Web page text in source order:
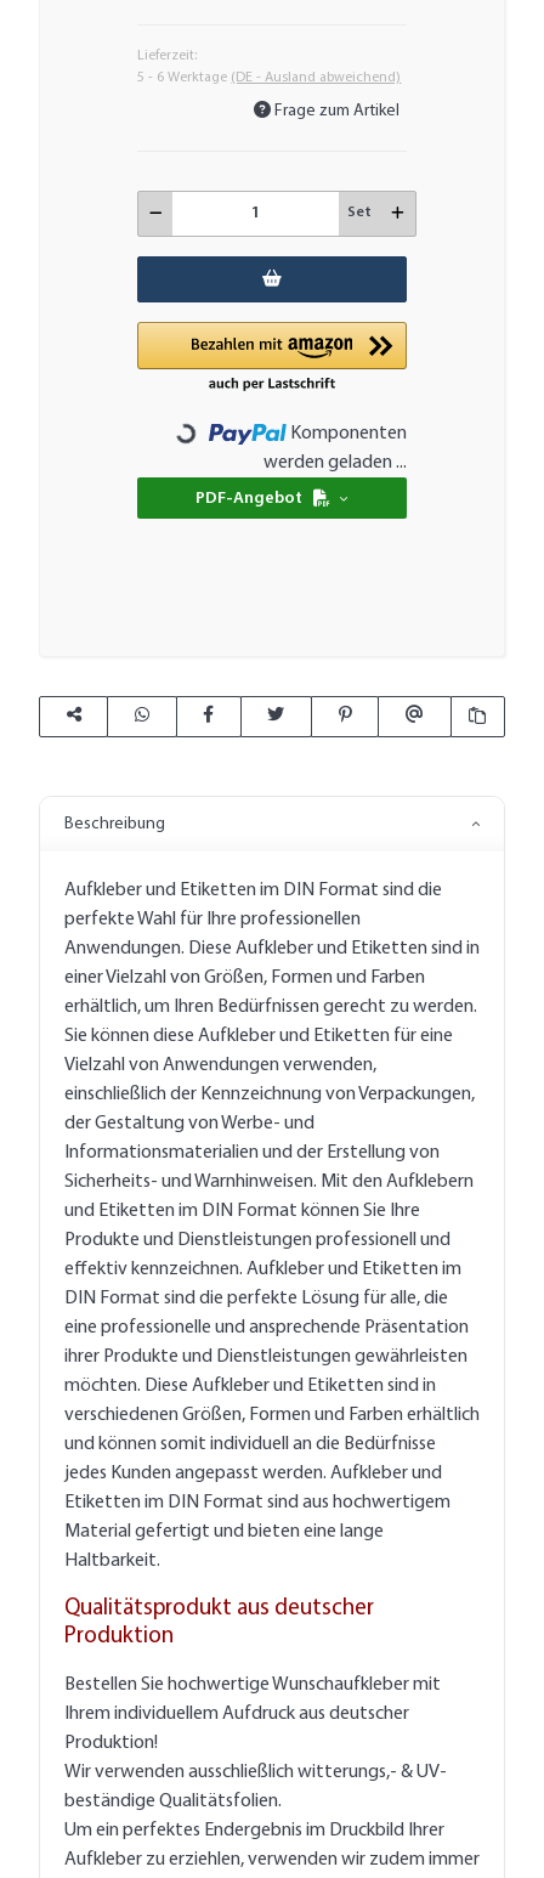
Lieferzeit:
5 - 6 Werktage (DE - Ausland abweichend)
Frage zum Artikel
Set
Loading...
Komponenten
werden geladen ...
PDF-Angebot
Beschreibung
Aufkleber und Etiketten im DIN Format sind die
perfekte Wahl für Ihre professionellen
Anwendungen. Diese Aufkleber und Etiketten sind in
einer Vielzahl von Größen, Formen und Farben
erhältlich, um Ihren Bedürfnissen gerecht zu werden.
Sie können diese Aufkleber und Etiketten für eine
Vielzahl von Anwendungen verwenden,
einschließlich der Kennzeichnung von Verpackungen,
der Gestaltung von Werbe- und
Informationsmaterialien und der Erstellung von
Sicherheits- und Warnhinweisen. Mit den Aufklebern
und Etiketten im DIN Format können Sie Ihre
Produkte und Dienstleistungen professionell und
effektiv kennzeichnen. Aufkleber und Etiketten im
DIN Format sind die perfekte Lösung für alle, die
eine professionelle und ansprechende Präsentation
ihrer Produkte und Dienstleistungen gewährleisten
möchten. Diese Aufkleber und Etiketten sind in
verschiedenen Größen, Formen und Farben erhältlich
und können somit individuell an die Bedürfnisse
jedes Kunden angepasst werden. Aufkleber und
Etiketten im DIN Format sind aus hochwertigem
Material gefertigt und bieten eine lange
Haltbarkeit.
Qualitätsprodukt aus deutscher
Produktion
Bestellen Sie hochwertige Wunschaufkleber mit
Ihrem individuellem Aufdruck aus deutscher
Produktion!
Wir verwenden ausschließlich witterungs,- & UV-
beständige Qualitätsfolien.
Um ein perfektes Endergebnis im Druckbild Ihrer
Aufkleber zu erziehlen, verwenden wir zudem immer